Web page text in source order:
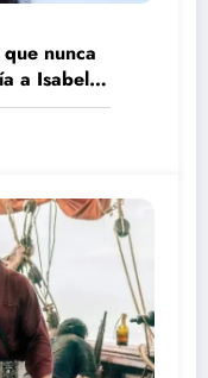
nunca
a Isabel